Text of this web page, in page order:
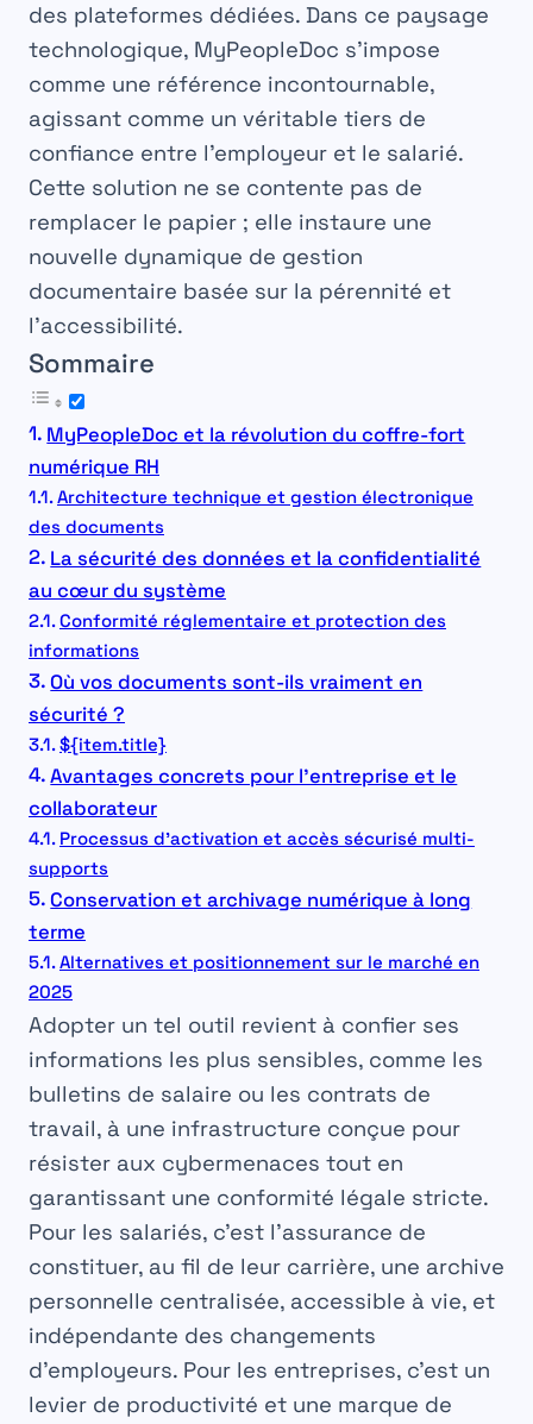
des plateformes dédiées. Dans ce paysage
technologique, MyPeopleDoc s’impose
comme une référence incontournable,
agissant comme un véritable tiers de
confiance entre l’employeur et le salarié.
Cette solution ne se contente pas de
remplacer le papier ; elle instaure une
nouvelle dynamique de gestion
documentaire basée sur la pérennité et
l’accessibilité.
Sommaire
MyPeopleDoc et la révolution du coffre-fort
numérique RH
Architecture technique et gestion électronique
des documents
La sécurité des données et la confidentialité
au cœur du système
Conformité réglementaire et protection des
informations
Où vos documents sont-ils vraiment en
sécurité ?
${item.title}
Avantages concrets pour l’entreprise et le
collaborateur
Processus d’activation et accès sécurisé multi-
supports
Conservation et archivage numérique à long
terme
Alternatives et positionnement sur le marché en
2025
Adopter un tel outil revient à confier ses
informations les plus sensibles, comme les
bulletins de salaire ou les contrats de
travail, à une infrastructure conçue pour
résister aux cybermenaces tout en
garantissant une conformité légale stricte.
Pour les salariés, c’est l’assurance de
constituer, au fil de leur carrière, une archive
personnelle centralisée, accessible à vie, et
indépendante des changements
d’employeurs. Pour les entreprises, c’est un
levier de productivité et une marque de